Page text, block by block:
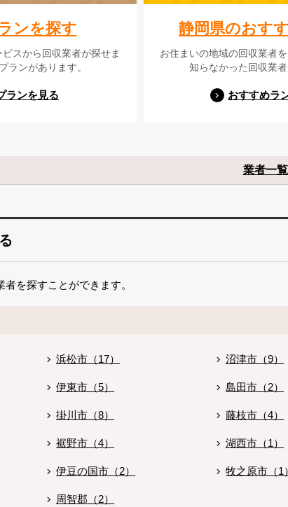
ンを探す
スから回収業者が探せま
ランがあります。
ランを見る
静岡県のおす
お住まいの地域の回収業者
知らなかった回収業
おすすめラ
業者一
を探すことができます。
浜松市（17） 沼津市（9）
伊東市（5） 島田市（2）
掛川市（8） 藤枝市（4）
裾野市（4） 湖西市（1）
伊豆の国市（2） 牧之原市（1）
周智郡（2）